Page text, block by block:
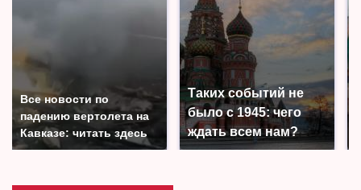
Все новости по
падению вертолета на
Кавказе: читать здесь
Таких событий не
было с 1945: чего
ждать всем нам?